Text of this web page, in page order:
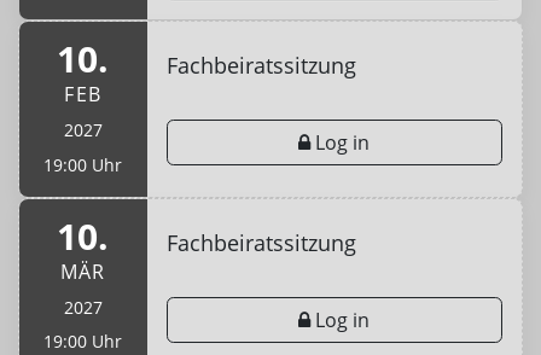
10.
FEB
2027
19:00 Uhr
Fachbeiratssitzung
Log in
10.
MÄR
2027
19:00 Uhr
Fachbeiratssitzung
Log in